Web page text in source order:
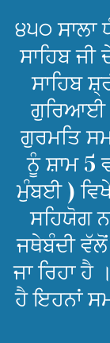
੪੫੦ ਸਾਲਾ
ਸਾਹਿਬ
ਸਾਹਿਬ
ਗੁਰਿਆਈ
ਗੁਰਮਤਿ
ਨੂੰ ਸ਼ਾਮ 5
ਮੁੰਬਈ )
ਸਹਿਯੋਗ
ਜਥੇਬੰਦੀ
ਜਾ ਰਿਹਾ
ਹੈ ਇਹਨਾਂ